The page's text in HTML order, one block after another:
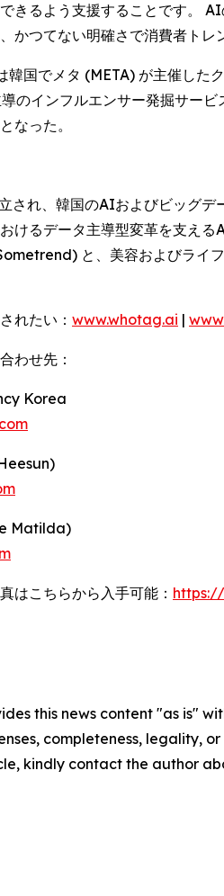
きるよう支援することです。
かつてない明確さで消費者トレ
韓国でメタ (META) が主催した
のインフルエンサー発掘サー
なった。
され、韓国のAIおよびビッグデ
けるデータ主導型変革を支え
と、美容およびライ
れたい： www.whotag.ai |
わせ先：
Korea
Matilda)
はこちらから入手可能：
this news content "as is"
completeness, legality,
kindly contact the author